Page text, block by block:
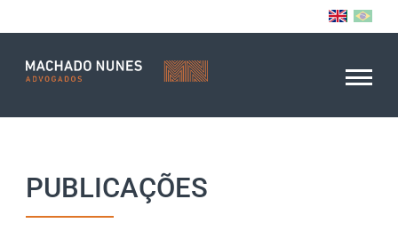
PUBLICAÇÕES